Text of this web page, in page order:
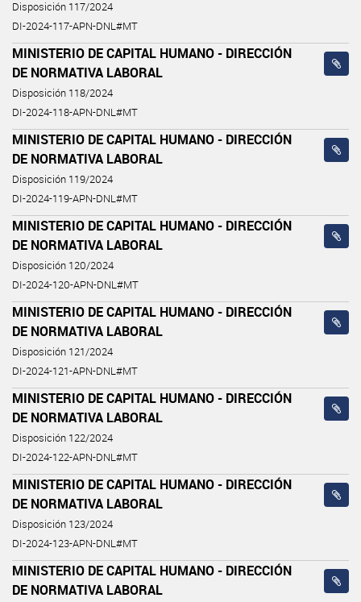
Disposición 117/2024
DI-2024-117-APN-DNL#MT
MINISTERIO DE CAPITAL HUMANO - DIRECCIÓN
DE NORMATIVA LABORAL
Disposición 118/2024
DI-2024-118-APN-DNL#MT
MINISTERIO DE CAPITAL HUMANO - DIRECCIÓN
DE NORMATIVA LABORAL
Disposición 119/2024
DI-2024-119-APN-DNL#MT
MINISTERIO DE CAPITAL HUMANO - DIRECCIÓN
DE NORMATIVA LABORAL
Disposición 120/2024
DI-2024-120-APN-DNL#MT
MINISTERIO DE CAPITAL HUMANO - DIRECCIÓN
DE NORMATIVA LABORAL
Disposición 121/2024
DI-2024-121-APN-DNL#MT
MINISTERIO DE CAPITAL HUMANO - DIRECCIÓN
DE NORMATIVA LABORAL
Disposición 122/2024
DI-2024-122-APN-DNL#MT
MINISTERIO DE CAPITAL HUMANO - DIRECCIÓN
DE NORMATIVA LABORAL
Disposición 123/2024
DI-2024-123-APN-DNL#MT
MINISTERIO DE CAPITAL HUMANO - DIRECCIÓN
DE NORMATIVA LABORAL